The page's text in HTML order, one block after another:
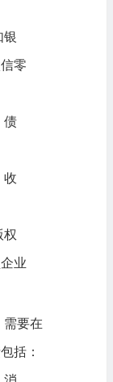
银
零
债
收
权
业
需要在
括：